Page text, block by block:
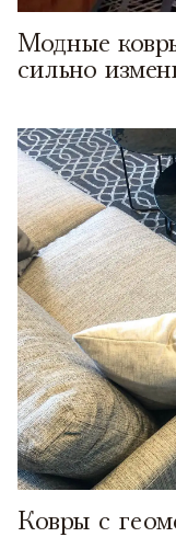
Модные
сильно
Ковры с